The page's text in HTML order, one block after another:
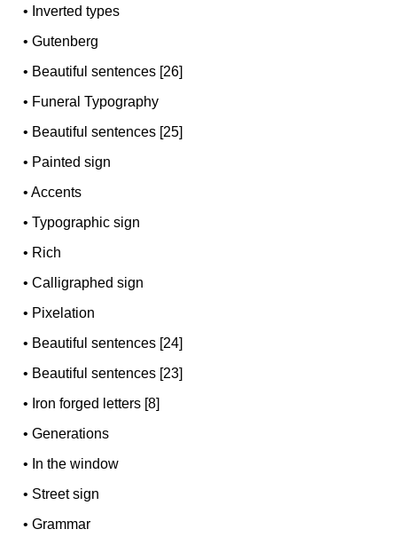
• Inverted types
•Gutenberg
• Beautiful sentences [26]
• Funeral Typography
• Beautiful sentences [25]
• Painted sign
•Accents
•Typographic sign
• Rich
•Calligraphed sign
• Pixelation
• Beautiful sentences [24]
• Beautiful sentences [23]
• Iron forged letters [8]
•Generations
• In the window
• Street sign
•Grammar